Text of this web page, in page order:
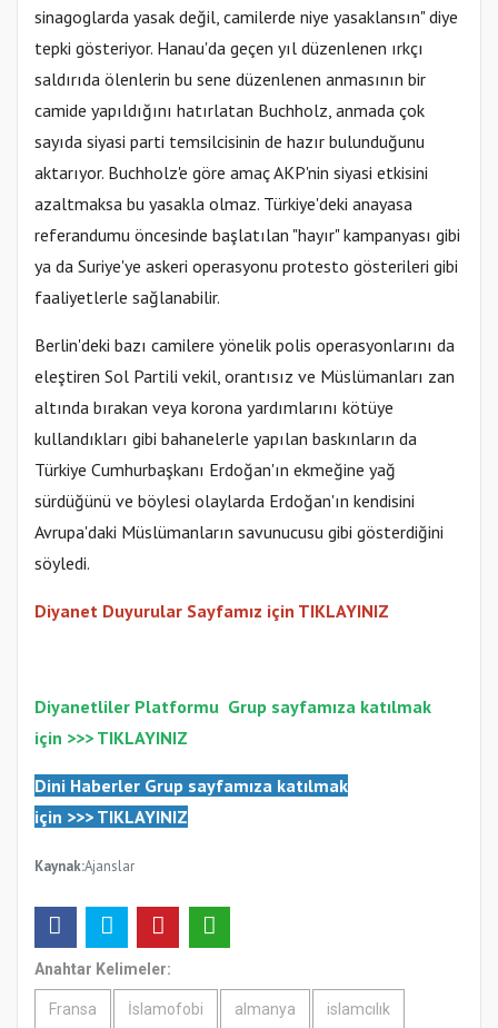
sinagoglarda yasak değil, camilerde niye yasaklansın" diye
tepki gösteriyor. Hanau'da geçen yıl düzenlenen ırkçı
saldırıda ölenlerin bu sene düzenlenen anmasının bir
camide yapıldığını hatırlatan Buchholz, anmada çok
sayıda siyasi parti temsilcisinin de hazır bulunduğunu
aktarıyor. Buchholz'e göre amaç AKP'nin siyasi etkisini
azaltmaksa bu yasakla olmaz. Türkiye'deki anayasa
referandumu öncesinde başlatılan "hayır" kampanyası gibi
ya da Suriye'ye askeri operasyonu protesto gösterileri gibi
faaliyetlerle sağlanabilir.
Berlin'deki bazı camilere yönelik polis operasyonlarını da
eleştiren Sol Partili vekil, orantısız ve Müslümanları zan
altında bırakan veya korona yardımlarını kötüye
kullandıkları gibi bahanelerle yapılan baskınların da
Türkiye Cumhurbaşkanı Erdoğan'ın ekmeğine yağ
sürdüğünü ve böylesi olaylarda Erdoğan'ın kendisini
Avrupa'daki Müslümanların savunucusu gibi gösterdiğini
söyledi.
Diyanet Duyurular Sayfamız için TIKLAYINIZ
Diyanetliler Platformu Grup sayfamıza katılmak
için >>> TIKLAYINIZ
Dini Haberler Grup sayfamıza katılmak
için >>> TIKLAYINIZ
Kaynak:Ajanslar
Anahtar Kelimeler:
Fransa İslamofobi almanya islamcılık